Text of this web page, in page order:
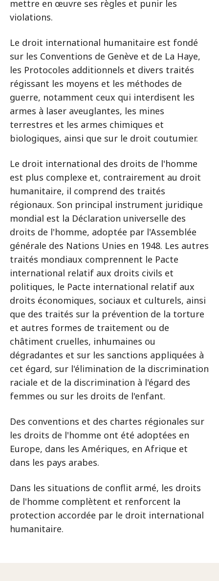
mettre en œuvre ses règles et punir les
violations.
Le droit international humanitaire est fondé
sur les Conventions de Genève et de La Haye,
les Protocoles additionnels et divers traités
régissant les moyens et les méthodes de
guerre, notamment ceux qui interdisent les
armes à laser aveuglantes, les mines
terrestres et les armes chimiques et
biologiques, ainsi que sur le droit coutumier.
Le droit international des droits de l'homme
est plus complexe et, contrairement au droit
humanitaire, il comprend des traités
régionaux. Son principal instrument juridique
mondial est la Déclaration universelle des
droits de l'homme, adoptée par l'Assemblée
générale des Nations Unies en 1948. Les autres
traités mondiaux comprennent le Pacte
international relatif aux droits civils et
politiques, le Pacte international relatif aux
droits économiques, sociaux et culturels, ainsi
que des traités sur la prévention de la torture
et autres formes de traitement ou de
châtiment cruelles, inhumaines ou
dégradantes et sur les sanctions appliquées à
cet égard, sur l'élimination de la discrimination
raciale et de la discrimination à l'égard des
femmes ou sur les droits de l'enfant.
Des conventions et des chartes régionales sur
les droits de l'homme ont été adoptées en
Europe, dans les Amériques, en Afrique et
dans les pays arabes.
Dans les situations de conflit armé, les droits
de l'homme complètent et renforcent la
protection accordée par le droit international
humanitaire.